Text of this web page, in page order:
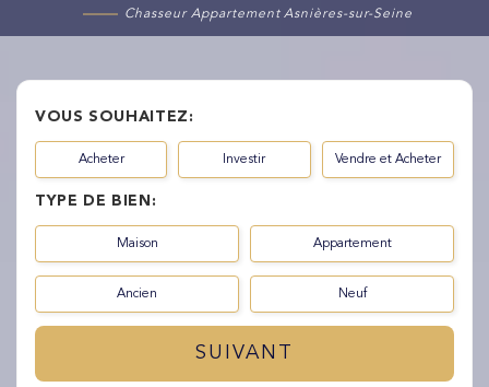
VOUS SOUHAITEZ:
Acheter Investir Vendre et Acheter
TYPE DE BIEN:
Maison Appartement
Ancien Neuf
SUIVANT
Manque de temps
connaissance du
secteur
Chasseur Appartement Asnières-sur-Seine